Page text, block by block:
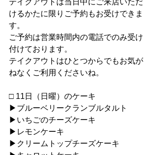
テイクアウトは当日中にご来店いただ
けるかたに限りご予約もお受けできま
す。
ご予約は営業時間内の電話でのみ受け
付けております。
テイクアウトはひとつからでもお気が
ねなくご利用くださいね。
□ 11日（日曜）のケーキ
▶︎ブルーベリークランブルタルト
▶︎いちごのチーズケーキ
▶︎レモンケーキ
▶︎クリームトップチーズケーキ